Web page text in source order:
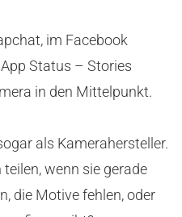
im Facebook
Status – Stories
in den Mittelpunkt.
als Kamerahersteller.
wenn sie gerade
die Motive fehlen, oder